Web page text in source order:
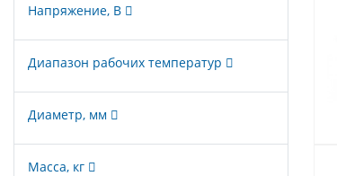
Напряжение, В
Диапазон рабочих температур
Диаметр, мм
Масса, кг